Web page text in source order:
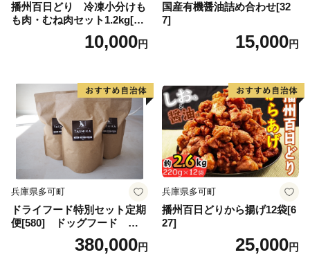
播州百日どり 冷凍小分けも
も肉・むね肉セット1.2kg[66
10,000円
国産有機醤油詰め合わせ[32
7]
15,000円
兵庫県多可町
ドライフード特別セット定期
便[580] ドッグフード 無
380,000円
兵庫県多可町
播州百日どりから揚げ12袋[6
27]
25,000円